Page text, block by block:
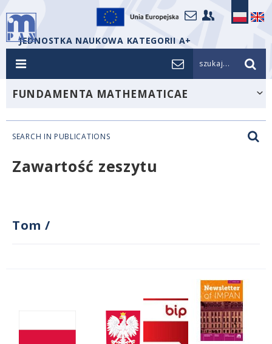
JEDNOSTKA NAUKOWA KATEGORII A+
szukaj...
FUNDAMENTA MATHEMATICAE
SEARCH IN PUBLICATIONS
Zawartość zeszytu
Tom /